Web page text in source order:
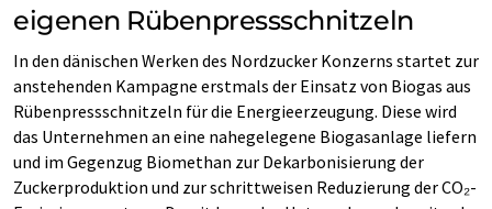
eigenen Rübenpressschnitzeln
In den dänischen Werken des Nordzucker Konzerns startet zur
anstehenden Kampagne erstmals der Einsatz von Biogas aus
Rübenpressschnitzeln für die Energieerzeugung. Diese wird
das Unternehmen an eine nahegelegene Biogasanlage liefern
und im Gegenzug Biomethan zur Dekarbonisierung der
Zuckerproduktion und zur schrittweisen Reduzierung der CO₂-